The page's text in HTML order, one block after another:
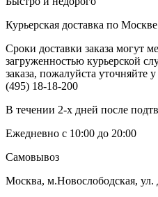
Курьерская доставка по
Сроки доставки заказа могут
загруженностью курьерской
заказа, пожалуйста уточняйте
(495) 18-18-200
В течении 2-х дней после
Ежедневно с 10:00 до 20:00
Самовывоз
Москва, м.Новослободская, ул.